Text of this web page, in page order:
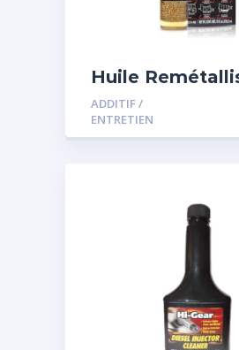
Huile
Moteur SMT2
ADDITIF /
ENTRETIEN